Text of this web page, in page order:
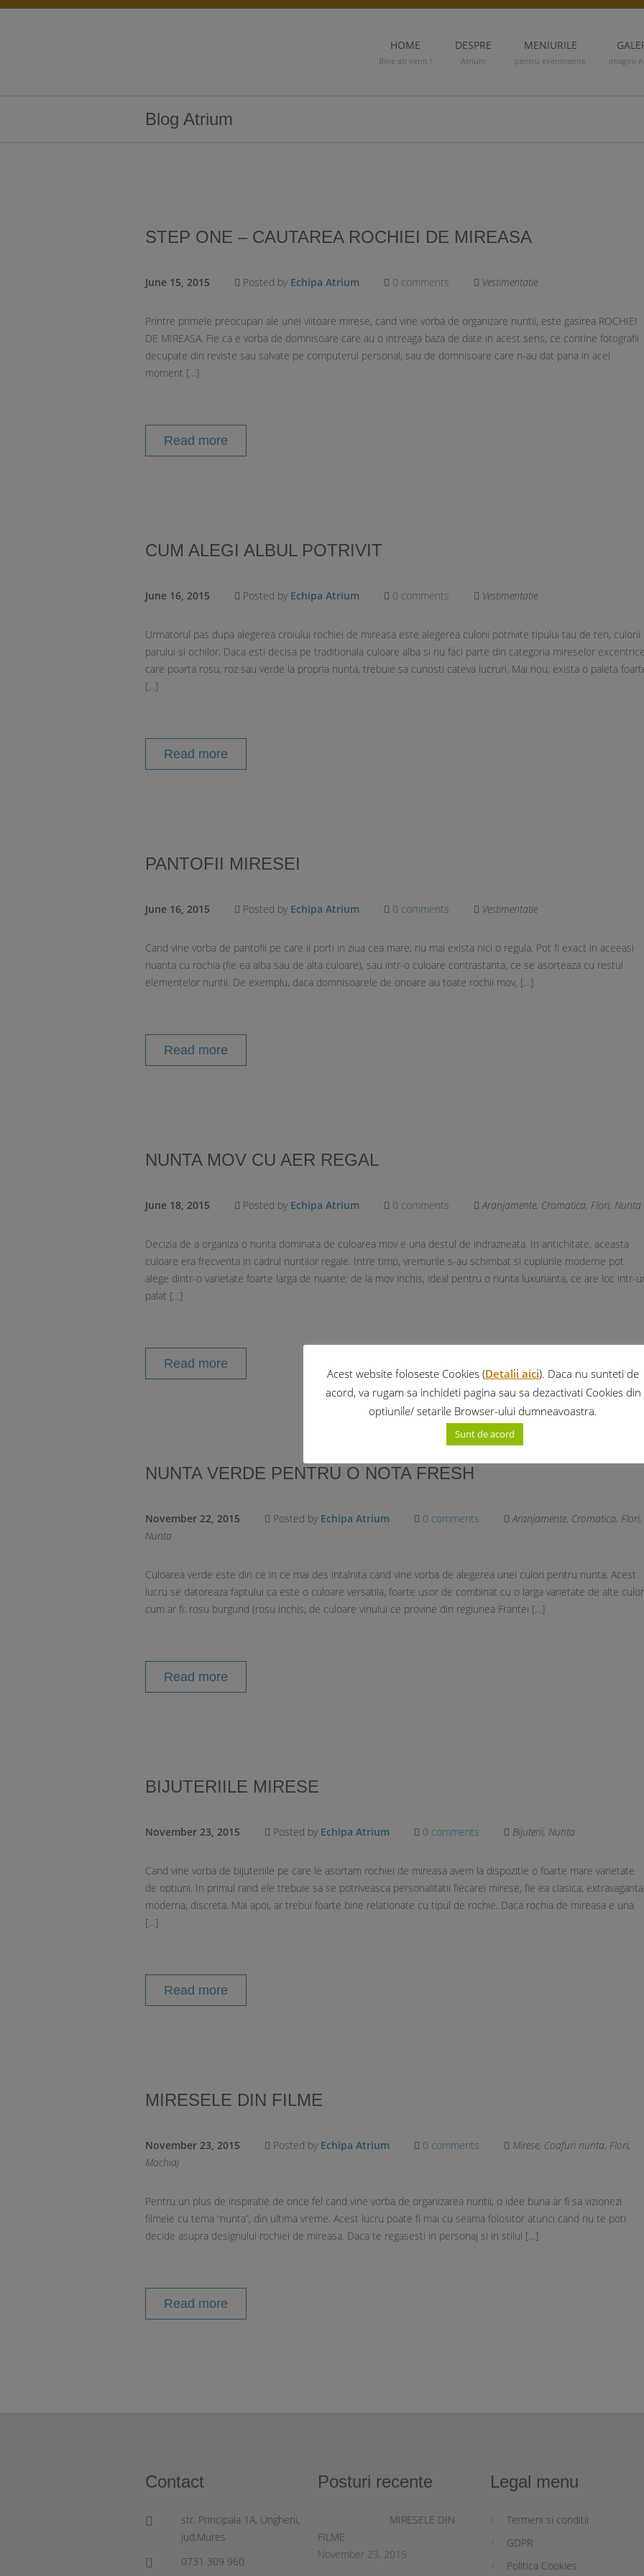
HOME
Bine ati venit !
DESPRE
Atrium
MENIURILE
pentru evenimente imagini
Blog Atrium
STEP ONE – CAUTAREA ROCHIEI DE MIREASA
June 15, 2015 Posted by Echipa Atrium 0 comments Vestimentatie
Printre primele preocupari ale unei viitoare mirese, cand vine vorba de organizare nuntii, este gasirea ROCHIEI
DE MIREASA. Fie ca e vorba de domnisoare care au o intreaga baza de date in acest sens, ce contine fotografii
decupate din reviste sau salvate pe computerul personal, sau de domnisoare care n-au dat pana in acel
moment […]
Read more
CUM ALEGI ALBUL POTRIVIT
June 16, 2015 Posted by Echipa Atrium 0 comments Vestimentatie
Urmatorul pas dupa alegerea croiului rochiei de mireasa este alegerea culorii potrivite tipului tau de ten, culorii
parului si ochilor. Daca esti decisa pe traditionala culoare alba si nu faci parte din categoria mireselor
care poarta rosu, roz sau verde la propria nunta, trebuie sa cunosti cateva lucruri. Mai nou, exista o paleta
[…]
Read more
PANTOFII MIRESEI
June 16, 2015 Posted by Echipa Atrium 0 comments Vestimentatie
Cand vine vorba de pantofii pe care ii porti in ziua cea mare, nu mai exista nici o regula. Pot fi exact in aceeasi
nuanta cu rochia (fie ea alba sau de alta culoare), sau intr-o culoare contrastanta, ce se asorteaza cu restul
elementelor nuntii. De exemplu, daca domnisoarele de onoare au toate rochii mov, […]
Read more
NUNTA MOV CU AER REGAL
June 18, 2015 Posted by Echipa Atrium 0 comments Aranjamente, Cromatica, Flori, Nunta
Decizia de a organiza o nunta dominata de culoarea mov e una destul de indrazneata. In antichitate, aceasta
culoare era frecventa in cadrul nuntilor regale. Intre timp, vremurile s-au schimbat si cuplurile moderne pot
alege dintr-o varietate foarte larga de nuante: de la mov inchis, ideal pentru o nunta luxurianta, ce are loc intr-
palat […]
Read more
NUNTA VERDE PENTRU O NOTA FRESH
November 22, 2015 Posted by Echipa Atrium 0 comments Aranjamente, Cromatica, Flori,
Nunta
Culoarea verde este din ce in ce mai des intalnita cand vine vorba de alegerea unei culori pentru nunta. Acest
lucru se datoreaza faptului ca este o culoare versatila, foarte usor de combinat cu o larga varietate de alte
cum ar fi: rosu burgund (rosu inchis, de culoare vinului ce provine din regiunea Frantei […]
Read more
BIJUTERIILE MIRESE
November 23, 2015 Posted by Echipa Atrium 0 comments Bijuterii, Nunta
Cand vine vorba de bijuteriile pe care le asortam rochiei de mireasa avem la dispozitie o foarte mare varietate
de optiuni. In primul rand ele trebuie sa se potriveasca personalitatii fiecarei mirese, fie ea clasica,
moderna, discreta. Mai apoi, ar trebui foarte bine relationate cu tipul de rochie. Daca rochia de mireasa e una
[…]
Read more
MIRESELE DIN FILME
November 23, 2015 Posted by Echipa Atrium 0 comments Mirese, Coafuri nunta, Flori,
Machiaj
Pentru un plus de inspiratie de orice fel cand vine vorba de organizarea nuntii, o idee buna ar fi sa vizionezi
filmele cu tema “nunta”, din ultima vreme. Acest lucru poate fi mai cu seama folositor atunci cand nu te poti
decide asupra designului rochiei de mireasa. Daca te regasesti in personaj si in stilul […]
Read more
Contact
str. Principala 1A, Ungheni,
jud,Mures
0731 309 960
Posturi recente
MIRESELE DIN
FILME
November 23, 2015
Legal menu
Termeni si conditii
GDPR
Politica Cookies
Acest website foloseste Cookies (Detalii aici). Daca nu sunteti de
acord, va rugam sa inchideti pagina sau sa dezactivati Cookies din
optiunile/ setarile Browser-ului dumneavoastra.
Sunt de acord